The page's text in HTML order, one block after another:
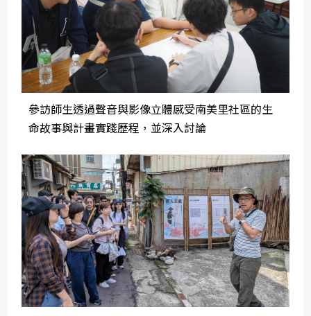
參訪師生透過聲音與影像立體感受南美里社區的生
命故事與計畫實踐歷程，並深入討論